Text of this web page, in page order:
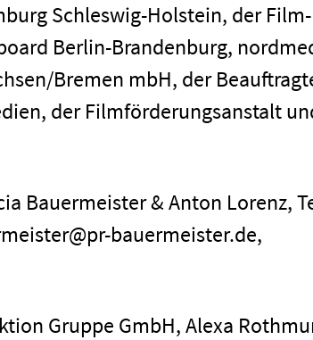
Schleswig-Holstein, der Film-
Berlin-Brandenburg,
Bremen mbH, der
der Filmförderungsanstalt
Bauermeister & Anton Lorenz,
bauermeister.de,
Gruppe GmbH, Alexa